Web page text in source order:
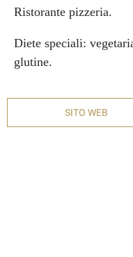
Ristorante pizzeria.
Diete speciali:
glutine.
SITO WEB